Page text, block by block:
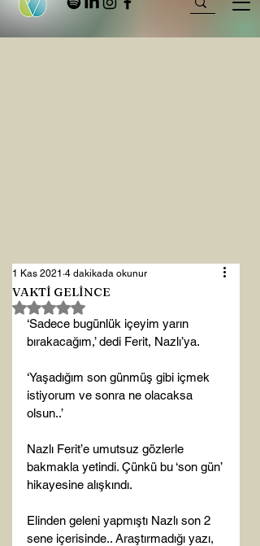
VAKTİ GELİNCE
1 Kas 2021 4 dakikada okunur
5 üzerinden NaN yıldız
‘Sadece bugünlük içeyim yarın
bırakacağım,’ dedi Ferit, Nazlı’ya.
‘Yaşadığım son günmüş gibi içmek
istiyorum ve sonra ne olacaksa
olsun..’
Nazlı Ferit’e umutsuz gözlerle
bakmakla yetindi. Çünkü bu ‘son gün’
hikayesine alışkındı.
Elinden geleni yapmıştı Nazlı son 2
sene içerisinde.. Araştırmadığı yazı,